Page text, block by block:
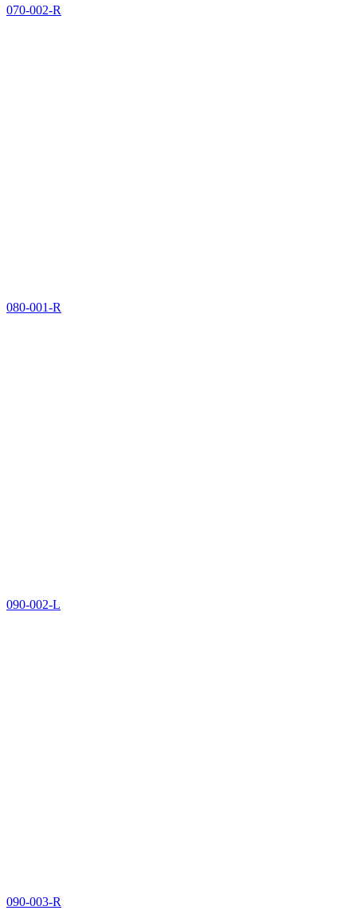
070-002-R
080-001-R
090-002-L
090-003-R